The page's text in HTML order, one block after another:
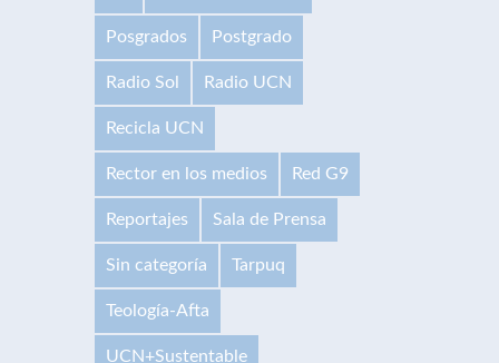
Posgrados Postgrado
Radio Sol Radio UCN
Recicla UCN
Rector en los medios Red G9
Reportajes Sala de Prensa
Sin categoría Tarpuq
Teología-Afta
UCN+Sustentable